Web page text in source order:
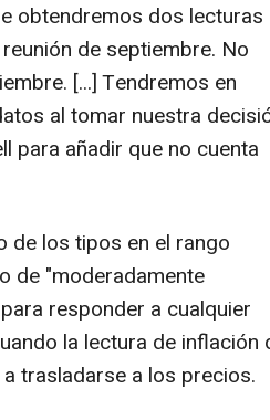
obtendremos dos lecturas
de septiembre. No
[...] Tendremos en
al tomar nuestra
para añadir que no cuenta
de los tipos en el rango
de "moderadamente
responder a cualquier
la lectura de inflación
trasladarse a los precios.